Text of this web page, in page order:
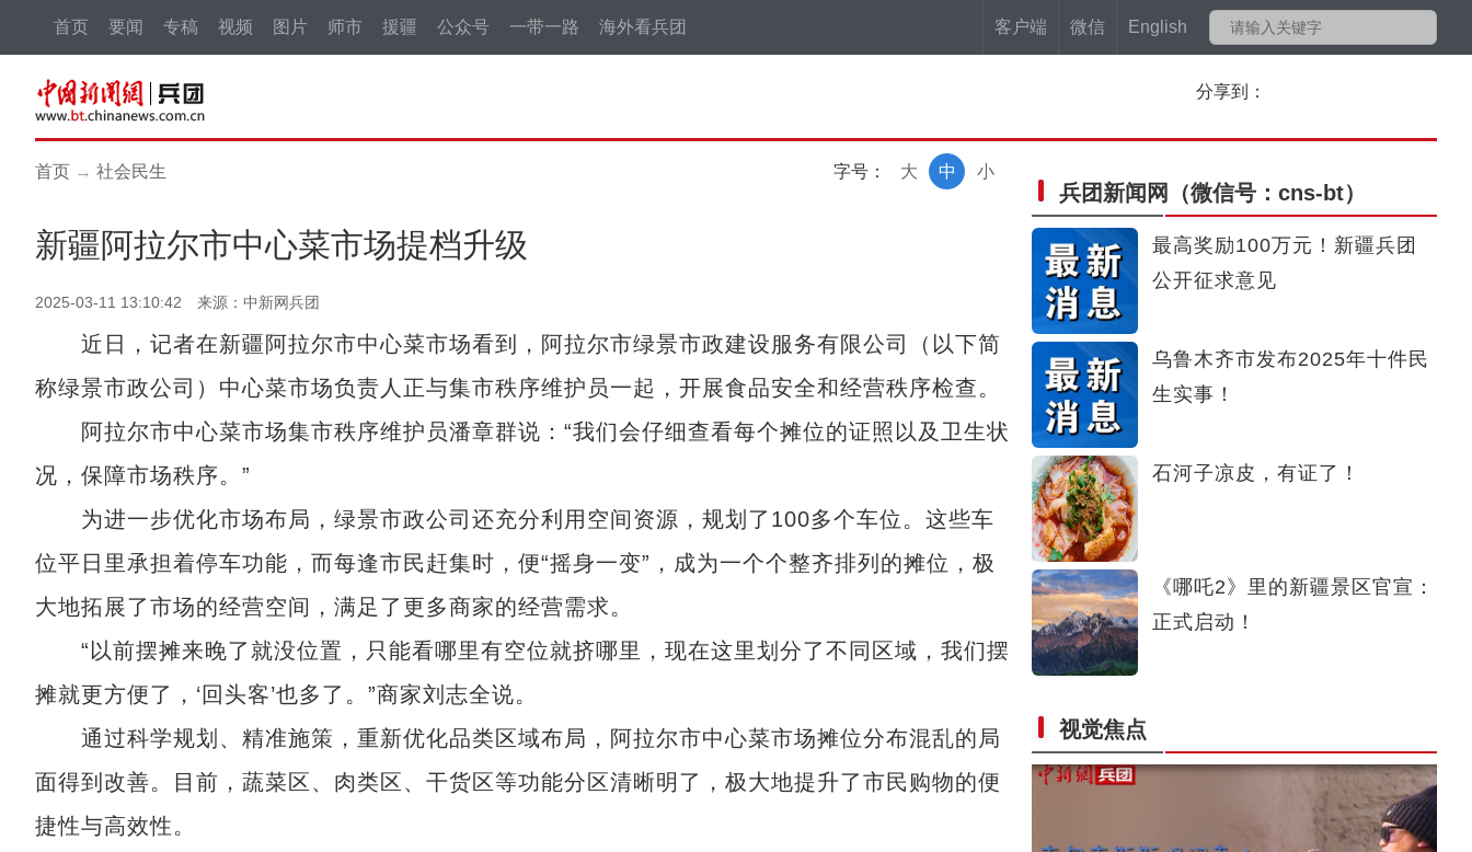
客户端 微信 English
首页 要闻 专稿 视频 图片 师市 援疆 公众号 一带一路 海外看兵团
分享到：
首页 → 社会民生 字号： 小
中
大
新疆阿拉尔市中心菜市场提档升级
2025-03-11 13:10:42 来源：中新网兵团
近日，记者在新疆阿拉尔市中心菜市场看到，阿拉尔市绿景市政建设服务有限公司（以下简
称绿景市政公司）中心菜市场负责人正与集市秩序维护员一起，开展食品安全和经营秩序检查。
阿拉尔市中心菜市场集市秩序维护员潘章群说：“我们会仔细查看每个摊位的证照以及卫生状
况，保障市场秩序。”
为进一步优化市场布局，绿景市政公司还充分利用空间资源，规划了100多个车位。这些车
位平日里承担着停车功能，而每逢市民赶集时，便“摇身一变”，成为一个个整齐排列的摊位，极
大地拓展了市场的经营空间，满足了更多商家的经营需求。
“以前摆摊来晚了就没位置，只能看哪里有空位就挤哪里，现在这里划分了不同区域，我们摆
摊就更方便了，‘回头客’也多了。”商家刘志全说。
通过科学规划、精准施策，重新优化品类区域布局，阿拉尔市中心菜市场摊位分布混乱的局
面得到改善。目前，蔬菜区、肉类区、干货区等功能分区清晰明了，极大地提升了市民购物的便
捷性与高效性。
兵团新闻网 （微信号：cns-bt）
最高奖励100万元！新疆兵团
公开征求意见
乌鲁木齐市发布2025年十件民
生实事！
石河子凉皮，有证了！
《哪吒2》里的新疆景区官宣：
正式启动！
视觉焦点
【与你为邻】乌兹别克斯坦纪录片导演：吐鲁
【与你为邻】韩国留学生何明孝：在新疆感知